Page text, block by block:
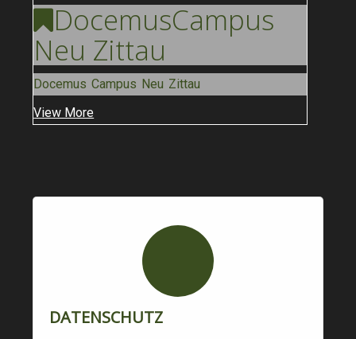
DocemusCampus
Neu Zittau
Docemus Campus Neu Zittau
View More
DATENSCHUTZ